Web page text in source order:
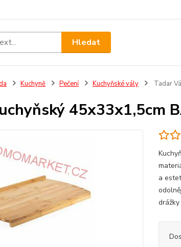
Hledat
Kuchyně Pečení Kuchyňské vály Tadar
45x33x1,5cm
a